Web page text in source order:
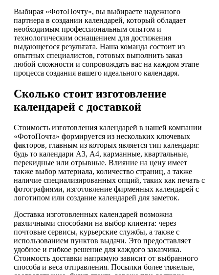
Выбирая «ФотоПочту», вы выбираете надежного
партнера в создании календарей, который обладает
необходимым профессиональным опытом и
технологическим оснащением для достижения
выдающегося результата. Наша команда состоит из
опытных специалистов, готовых выполнить заказ
любой сложности и сопровождать вас на каждом этапе
процесса создания вашего идеального календаря.
Сколько стоит изготовление
календарей с доставкой
Стоимость изготовления календарей в нашей компании
«ФотоПочта» формируется из нескольких ключевых
факторов, главным из которых является тип календаря:
будь то календари А3, А4, карманные, квартальные,
перекидные или отрывные. Влияние на цену имеет
также выбор материала, количество страниц, а также
наличие специализированных опций, таких как печать с
фотографиями, изготовление фирменных календарей с
логотипом или создание календарей для заметок.
Доставка изготовленных календарей возможна
различными способами на выбор клиента: через
почтовые сервисы, курьерские службы, а также с
использованием пунктов выдачи. Это предоставляет
удобное и гибкое решение для каждого заказчика.
Стоимость доставки напрямую зависит от выбранного
способа и веса отправления. Посылки более тяжелые,